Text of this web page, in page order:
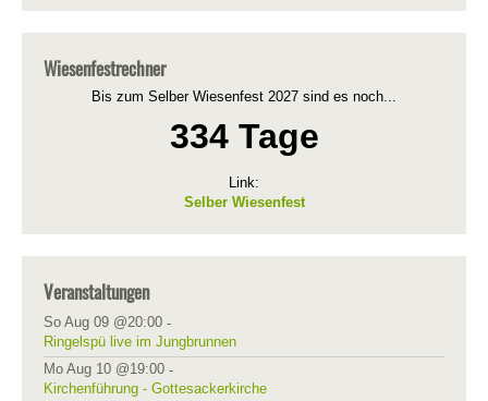
Wiesenfestrechner
Bis zum Selber Wiesenfest 2027 sind es noch...
334 Tage
Link:
Selber Wiesenfest
Veranstaltungen
So Aug 09 @20:00 -
Ringelspü live im Jungbrunnen
Mo Aug 10 @19:00 -
Kirchenführung - Gottesackerkirche